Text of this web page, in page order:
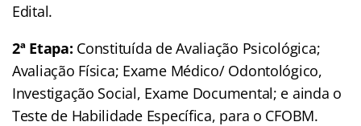
Edital.
2ª Etapa: Constituída de Avaliação Psicológica;
Avaliação Física; Exame Médico/ Odontológico,
Investigação Social, Exame Documental; e ainda o
Teste de Habilidade Específica, para o CFOBM.